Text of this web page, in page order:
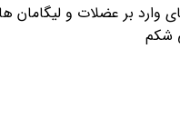
بر عضلات و لیگامان
شکم